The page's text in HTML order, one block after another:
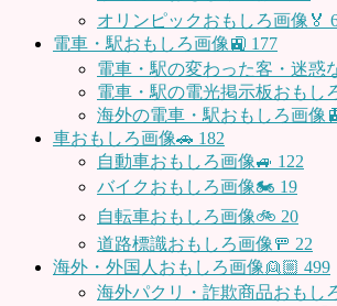
オリンピックおもしろ画像🏅
電車・駅おもしろ画像🚉 177
電車・駅の変わった客・迷惑
電車・駅の電光掲示板おもし
海外の電車・駅おもしろ画像
車おもしろ画像🚗 182
自動車おもしろ画像🚙 122
バイクおもしろ画像🏍 19
自転車おもしろ画像🚲 20
道路標識おもしろ画像🚥 22
海外・外国人おもしろ画像👱🏼 499
海外パクリ・詐欺商品おもし